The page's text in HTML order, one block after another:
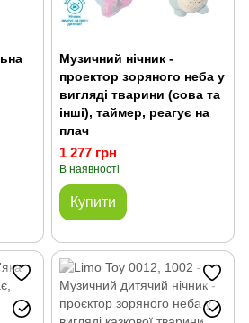
Музичний нічник -
проектор зоряного неба у
вигляді тварини (сова та
інші), таймер, реагує на
плач
1 277 грн
В наявності
Купити